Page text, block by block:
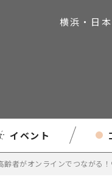
横浜・日
イベント
齢者がオンラインでつながる